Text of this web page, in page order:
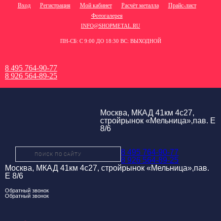
Вход Регистрация Мой кабинет Расчёт металла
Прайс-лист
Фотогалерея
INFO@SHOPMETAL.RU
ПН-СБ: С 9:00 ДО 18:30 ВС: ВЫХОДНОЙ
8 495 764-90-77
8 926 564-89-25
Москва, МКАД 41км 4с27,
стройрынок «Мельница»,пав. Е
8/6
8 495 764-90-77
8 926 564-89-25
Москва, МКАД 41км 4с27, стройрынок «Мельница»,пав.
Е 8/6
Обратный звонок
Обратный звонок